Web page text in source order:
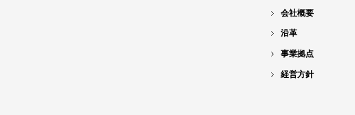
会社概要
沿革
事業拠点
経営方針